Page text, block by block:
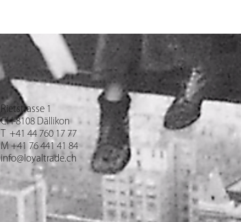
Rietstrasse 1
CH-8108 Dällikon
T +41 44 760 17 77
M +41 76 441 41 84
info@loyaltrade.ch